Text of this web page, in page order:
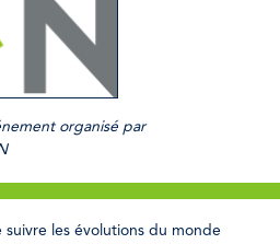
par
les évolutions du monde